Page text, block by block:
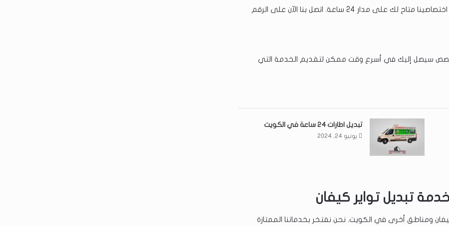
مدار 24 ساعة. اتصل بنا الآن على الرقم
سيصل إليك في أسرع وقت ممكن لتقديم الخدمة التي
تبديل اطارات ٢٤ ساعة في الكويت
يونيو 24, 2024
تبديل تواير كيفان
ومناطق أخرى في الكويت. نحن نفتخر بخدماتنا الممتازة